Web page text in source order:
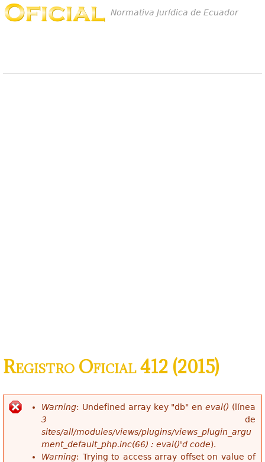
Normativa Jurídica de Ecuador
Registro Oficial 412 (2015)
Mensaje de error
Warning: Undefined array key "db" eneval() (línea
3 de
sites/all/modules/views/plugins/views_plugin_argu
ment_default_php.inc(66) : eval()'d code).
Warning: Trying to access array offset on value of